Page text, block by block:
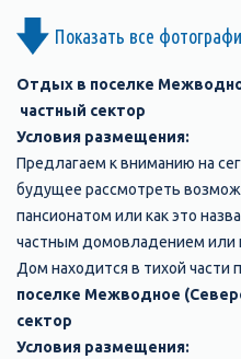
Показать все
Отдых в поселке
частный сектор
Условия размещения:
Предлагаем к вниманию на
будущее рассмотреть
пансионатом или как это
частным домовладением
Дом находится в тихой части
поселке Межводное
сектор
Условия размещения: